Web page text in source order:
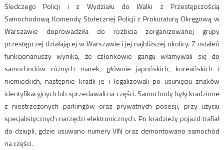
Śledczego Policji i z Wydziału do Walki z Przestępczością
Samochodową Komendy Stołecznej Policji z Prokuraturą Okręgową w
Warszawie doprowadziła do rozbicia zorganizowanej grupy
przestępczej działającej w Warszawie i jej najbliższej okolicy. Z ustaleń
funkcjonariuszy wynika, że członkowie gangu włamywali się do
samochodów różnych marek, głównie japońskich, koreańskich i
niemieckich, następnie kradli je i legalizowali po usunięciu znaków
identyfikacyjnych lub sprzedawali na części. Samochody były kradzione
z niestrzeżonych parkingów oraz prywatnych posesji, przy użyciu
specjalistycznych narzędzi elektronicznych. Po kradzieży pojazd trafiał
do dziupli, gdzie usuwano numery VIN oraz demontowano samochód
na części.